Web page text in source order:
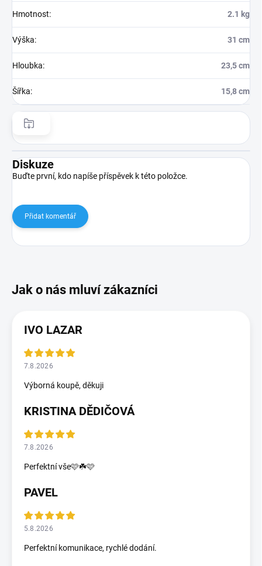
Hmotnost: 2.1 kg
Výška: 31 cm
Hloubka: 23,5 cm
Šířka: 15,8 cm
Diskuze
Buďte první, kdo napíše příspěvek k této položce.
Přidat komentář
IVO LAZAR
7.8.2026
Výborná koupě, děkuji
KRISTINA DĚDIČOVÁ
7.8.2026
Perfektní vše🩷☘️🩷
PAVEL
5.8.2026
Perfektní komunikace, rychlé dodání.